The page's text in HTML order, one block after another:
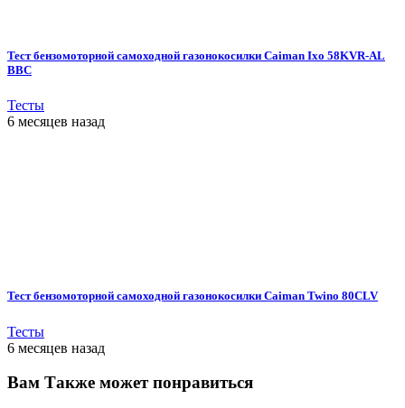
Тест бензомоторной самоходной газонокосилки Caiman Ixo 58KVR-AL
BBC
Тесты
6 месяцев назад
Тест бензомоторной самоходной газонокосилки Caiman Twino 80CLV
Тесты
6 месяцев назад
Вам Также может понравиться